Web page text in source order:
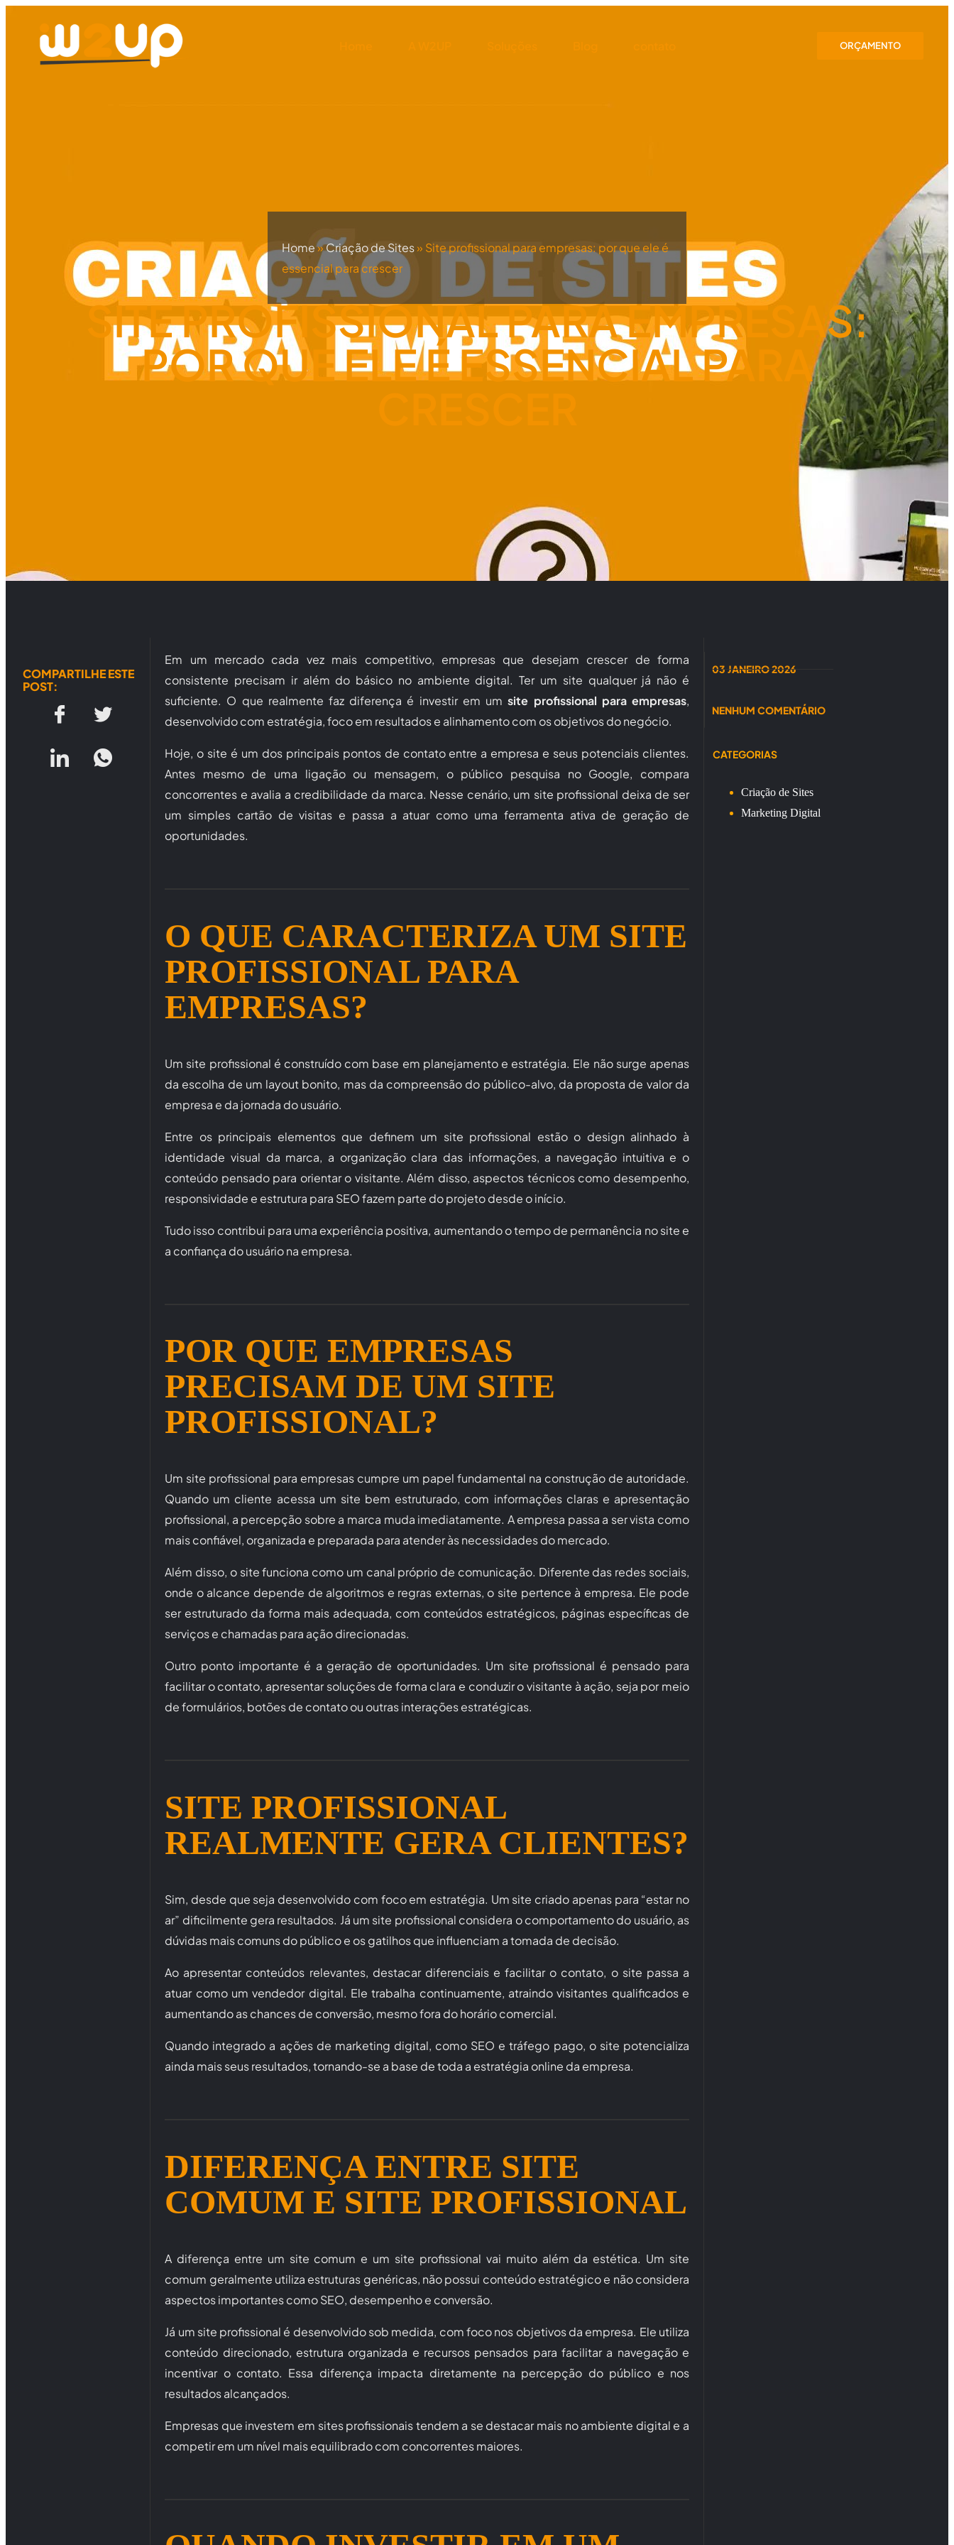
ORÇAMENTO
Home»Criação de Sites» Site profissional para empresas: por que ele é
essencial para crescer
SITE PROFISSIONAL PARA EMPRESAS:
POR QUE ELE É ESSENCIAL PARA
COMPARTILHE ESTE
POST:
Em um mercado cada vez mais competitivo, empresas que desejam crescer de forma
consistente precisam ir além do básico no ambiente digital. Ter um site qualquer já não é
suficiente. O que realmente faz diferença é investir em umsite profissional para empresas,
desenvolvido com estratégia, foco em resultados e alinhamento com os objetivos do negócio.
Hoje, o site é um dos principais pontos de contato entre a empresa e seus potenciais clientes.
Antes mesmo de uma ligação ou mensagem, o público pesquisa no Google, compara
concorrentes e avalia a credibilidade da marca. Nesse cenário, um site profissional deixa de ser
um simples cartão de visitas e passa a atuar como uma ferramenta ativa de geração de
oportunidades.
O QUE CARACTERIZA UM SITE
PROFISSIONAL PARA
EMPRESAS?
Um site profissional é construído com base em planejamento e estratégia. Ele não surge apenas
da escolha de um layout bonito, mas da compreensão do público-alvo, da proposta de valor da
empresa e da jornada do usuário.
Entre os principais elementos que definem um site profissional estão o design alinhado à
identidade visual da marca, a organização clara das informações, a navegação intuitiva e o
conteúdo pensado para orientar o visitante. Além disso, aspectos técnicos como desempenho,
responsividade e estrutura para SEO fazem parte do projeto desde o início.
Tudo isso contribui para uma experiência positiva, aumentando o tempo de permanência no site e
a confiança do usuário na empresa.
POR QUE EMPRESAS
PRECISAM DE UM SITE
PROFISSIONAL?
Um site profissional para empresas cumpre um papel fundamental na construção de autoridade.
Quando um cliente acessa um site bem estruturado, com informações claras e apresentação
profissional, a percepção sobre a marca muda imediatamente. A empresa passa a ser vista como
mais confiável, organizada e preparada para atender às necessidades do mercado.
Além disso, o site funciona como um canal próprio de comunicação. Diferente das redes sociais,
onde o alcance depende de algoritmos e regras externas, o site pertence à empresa. Ele pode
ser estruturado da forma mais adequada, com conteúdos estratégicos, páginas específicas de
serviços e chamadas para ação direcionadas.
Outro ponto importante é a geração de oportunidades. Um site profissional é pensado para
facilitar o contato, apresentar soluções de forma clara e conduzir o visitante à ação, seja por meio
de formulários, botões de contato ou outras interações estratégicas.
SITE PROFISSIONAL
REALMENTE GERA CLIENTES?
Sim, desde que seja desenvolvido com foco em estratégia. Um site criado apenas para “estar no
ar” dificilmente gera resultados. Já um site profissional considera o comportamento do usuário, as
dúvidas mais comuns do público e os gatilhos que influenciam a tomada de decisão.
Ao apresentar conteúdos relevantes, destacar diferenciais e facilitar o contato, o site passa a
atuar como um vendedor digital. Ele trabalha continuamente, atraindo visitantes qualificados e
aumentando as chances de conversão, mesmo fora do horário comercial.
Quando integrado a ações de marketing digital, como SEO e tráfego pago, o site potencializa
ainda mais seus resultados, tornando-se a base de toda a estratégia online da empresa.
DIFERENÇA ENTRE SITE
COMUM E SITE PROFISSIONAL
A diferença entre um site comum e um site profissional vai muito além da estética. Um site
comum geralmente utiliza estruturas genéricas, não possui conteúdo estratégico e não considera
aspectos importantes como SEO, desempenho e conversão.
Já um site profissional é desenvolvido sob medida, com foco nos objetivos da empresa. Ele utiliza
conteúdo direcionado, estrutura organizada e recursos pensados para facilitar a navegação e
incentivar o contato. Essa diferença impacta diretamente na percepção do público e nos
resultados alcançados.
Empresas que investem em sites profissionais tendem a se destacar mais no ambiente digital e a
competir em um nível mais equilibrado com concorrentes maiores.
03 JANEIRO 2026
NENHUM COMENTÁRIO
CATEGORIAS
Criação de Sites
Marketing Digital